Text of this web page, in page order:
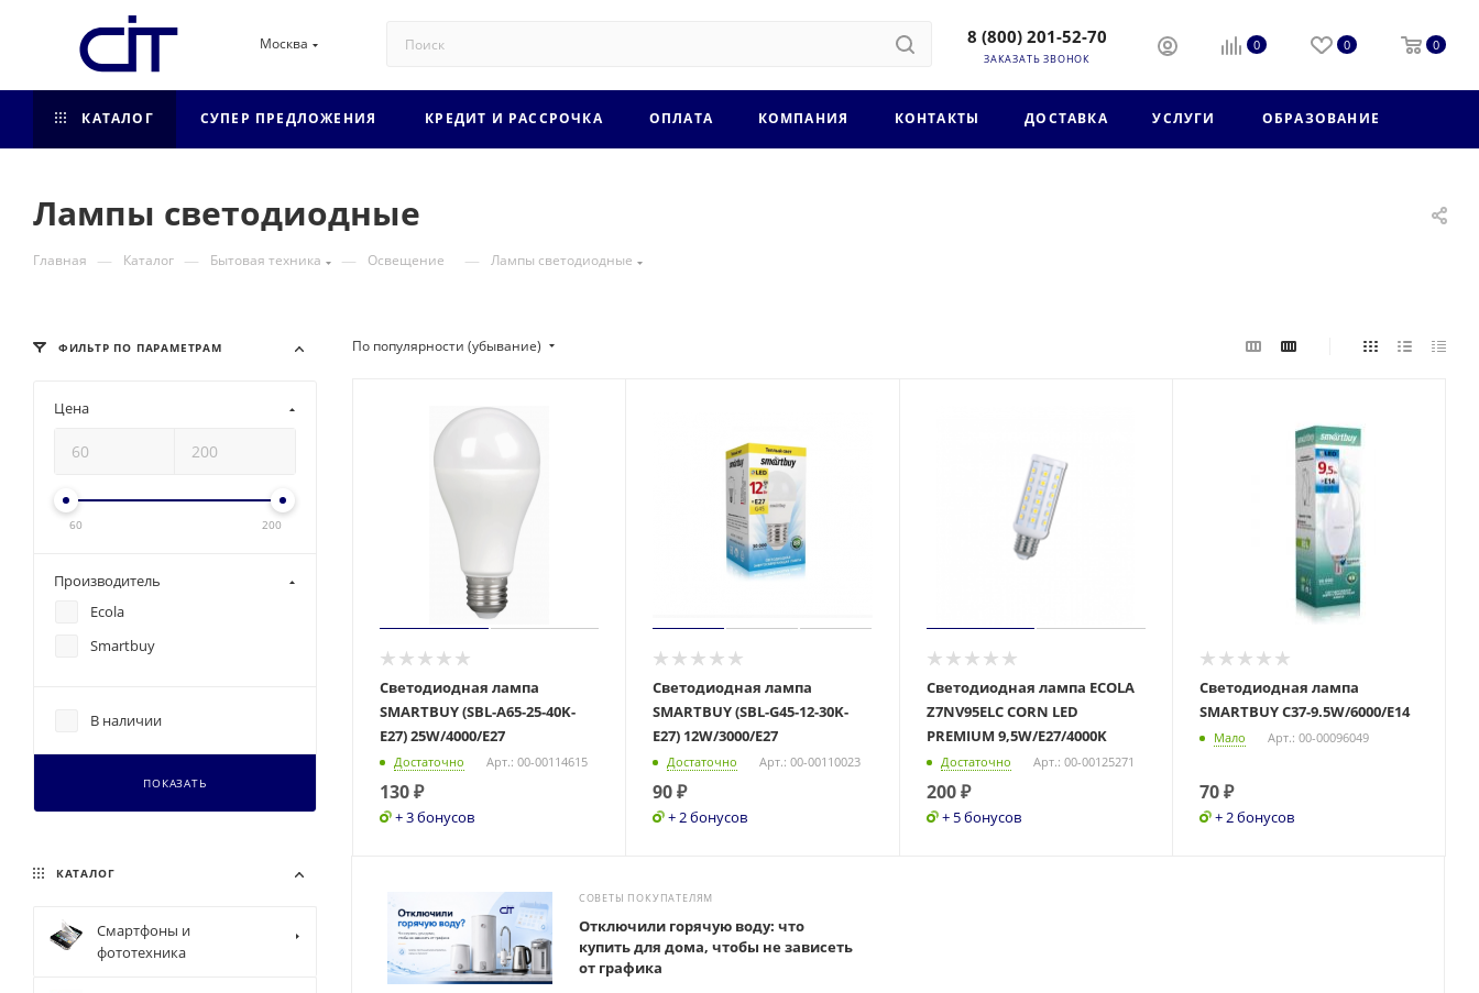
Москва 8 (800) 201-52-70
ЗАКАЗАТЬ ЗВОНОК
0 0 0
КАТАЛОГ СУПЕР ПРЕДЛОЖЕНИЯ КРЕДИТ И РАССРОЧКА ОПЛАТА КОМПАНИЯ КОНТАКТЫ ДОСТАВКА УСЛУГИ ОБРАЗОВАНИЕ
Лампы светодиодные
Главная — Каталог — Бытовая техника — Освещение — Лампы светодиодные
По популярности (убывание)
Светодиодная лампа
SMARTBUY (SBL-A65-25-40K-
E27) 25W/4000/E27
Достаточно Арт.: 00-00114615
130₽
+ 3 бонусов
Светодиодная лампа
SMARTBUY (SBL-G45-12-30K-
E27) 12W/3000/E27
Достаточно Арт.: 00-00110023
90₽
+ 2 бонусов
Светодиодная лампа ECOLA
Z7NV95ELC CORN LED
PREMIUM 9,5W/E27/4000K
Достаточно Арт.: 00-00125271
200₽
+ 5 бонусов
Светодиодная лампа
SMARTBUY C37-9.5W/6000/E14
Мало Арт.: 00-00096049
70₽
+ 2 бонусов
СОВЕТЫ ПОКУПАТЕЛЯМ
Отключили горячую воду: что
купить для дома, чтобы не зависеть
от графика
ФИЛЬТР ПО ПАРАМЕТРАМ
Цена
60 200
Производитель
Ecola
Smartbuy
В наличии
ПОКАЗАТЬ
КАТАЛОГ
Смартфоны и
фототехника